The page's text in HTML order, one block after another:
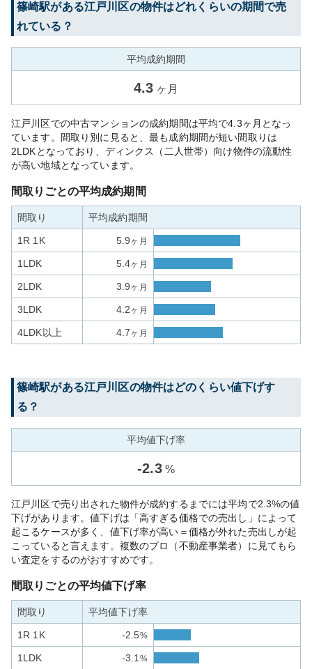
篠崎駅がある江戸川区の物件はどれくらいの期間で売
れている？
平均成約期間
4.3 ヶ月
江戸川区での中古マンションの成約期間は平均で4.3ヶ月となっ
ています。間取り別に見ると、最も成約期間が短い間取りは
2LDKとなっており、ディンクス（二人世帯）向け物件の流動性
が高い地域となっています。
間取りごとの平均成約期間
間取り 平均成約期間
1R 1K 5.9ヶ月
1LDK 5.4ヶ月
2LDK 3.9ヶ月
3LDK 4.2ヶ月
4LDK以上 4.7ヶ月
篠崎駅がある江戸川区の物件はどのくらい値下げす
る？
平均値下げ率
-2.3 %
江戸川区で売り出された物件が成約するまでには平均で2.3%の値
下げがあります。値下げは「高すぎる価格での売出し」によって
起こるケースが多く、値下げ率が高い＝価格が外れた売出しが起
こっていると言えます。複数のプロ（不動産事業者）に見てもら
い査定をするのがおすすめです。
間取りごとの平均値下げ率
間取り 平均値下げ率
1R 1K -2.5%
1LDK -3.1 %